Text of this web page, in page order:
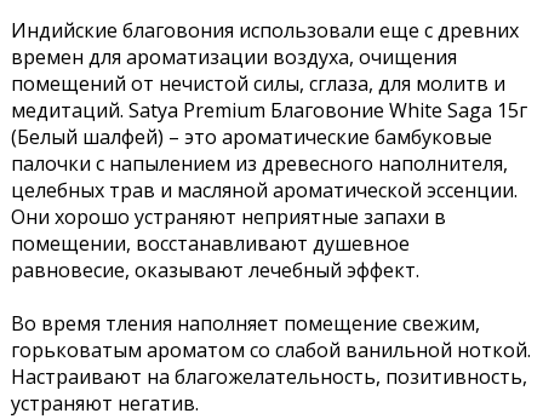
Индийские благовония использовали еще с древних
времен для ароматизации воздуха, очищения
помещений от нечистой силы, сглаза, для молитв и
медитаций. Satya Premium Благовоние White Saga 15г
(Белый шалфей) – это ароматические бамбуковые
палочки с напылением из древесного наполнителя,
целебных трав и масляной ароматической эссенции.
Они хорошо устраняют неприятные запахи в
помещении, восстанавливают душевное
равновесие, оказывают лечебный эффект.
Во время тления наполняет помещение свежим,
горьковатым ароматом со слабой ванильной ноткой.
Настраивают на благожелательность, позитивность,
устраняют негатив.